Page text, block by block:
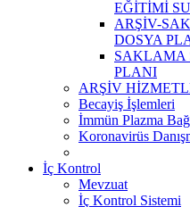
EĞİTİMİ
ARŞİV-
DOSYA
SAKLAMA
PLANI
ARŞİV
Becayiş İşlemleri
İmmün Plazma
Koronavirüs
İç Kontrol
Mevzuat
İç Kontrol Sistemi